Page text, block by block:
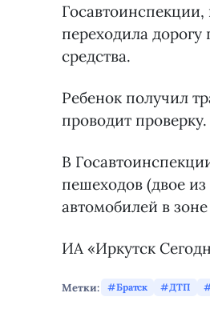
Госавтоинспекции,
переходила дорогу
средства.
Ребенок получил
проводит проверку.
В
пешеходов (двое
автомобилей в
ИА «Иркутск
Метки: Братск ДТП